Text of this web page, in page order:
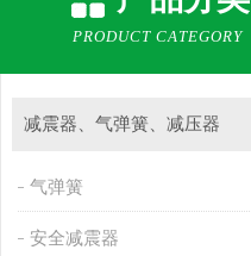
PRODUCT CATEGORY
减震器、气弹簧、减压器
气弹簧
安全减震器